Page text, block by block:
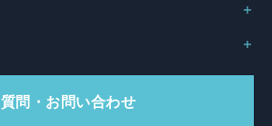
質問・お問い合わせ